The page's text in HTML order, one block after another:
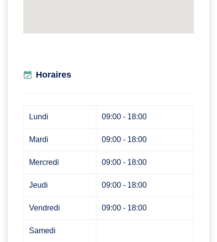
Horaires
Lundi 09:00 - 18:00
Mardi 09:00 - 18:00
Mercredi 09:00 - 18:00
Jeudi 09:00 - 18:00
Vendredi 09:00 - 18:00
Samedi